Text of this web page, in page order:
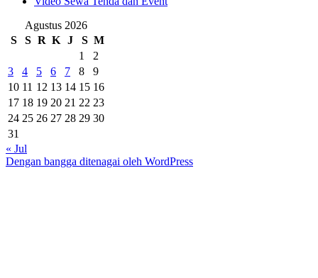
Agustus 2026
S
S R K J S M
1
2
3
4 5 6 7 8
9
10 11 12 13 14 15 16
17 18 19 20 21 22 23
24 25 26 27 28 29 30
31
« Jul
Dengan bangga ditenagai oleh WordPress